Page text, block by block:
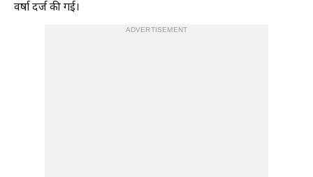
वर्षा दर्ज की गई।
ADVERTISEMENT